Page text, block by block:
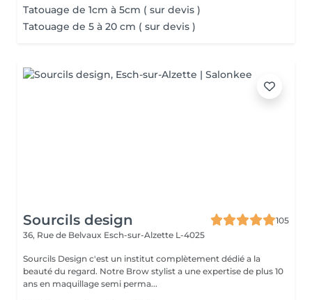
Tatouage de 1cm à 5cm ( sur devis )
Tatouage de 5 à 20 cm ( sur devis )
Sourcils design
105
36, Rue de Belvaux Esch-sur-Alzette L-4025
Sourcils Design c'est un institut complètement dédié a la
beauté du regard. Notre Brow stylist a une expertise de plus 10
ans en maquillage semi perma...